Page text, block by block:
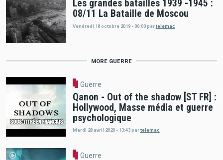
Les grandes batailles 1939 -1945 :
08/11 La Bataille de Moscou
Vendredi 18 octobre 2019 - 00:00 partelemac
MORE GUERRE
Guerre
Qanon - Out of the shadow [ST FR] :
Hollywood, Masse média et guerre
psychologique
Mardi 28 avril 2020 - 13:43 partelemac
Guerre